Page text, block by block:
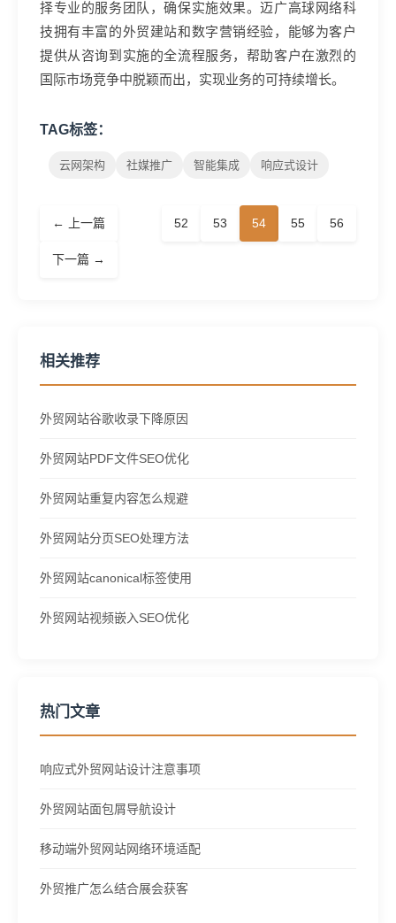
择专业的服务团队，确保实施效果。迈广高球网络科
技拥有丰富的外贸建站和数字营销经验，能够为客户
提供从咨询到实施的全流程服务，帮助客户在激烈的
国际市场竞争中脱颖而出，实现业务的可持续增长。
TAG标签：
云网架构 社媒推广 智能集成 响应式设计
← 上一篇 52 53 54 55 56
下一篇 →
相关推荐
外贸网站谷歌收录下降原因
外贸网站PDF文件SEO优化
外贸网站重复内容怎么规避
外贸网站分页SEO处理方法
外贸网站canonical标签使用
外贸网站视频嵌入SEO优化
热门文章
响应式外贸网站设计注意事项
外贸网站面包屑导航设计
移动端外贸网站网络环境适配
外贸推广怎么结合展会获客